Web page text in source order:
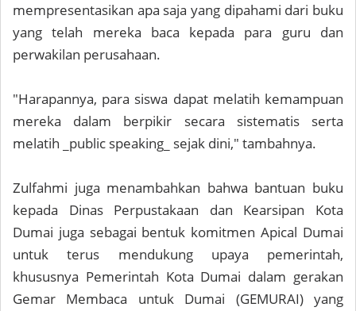
mempresentasikan apa saja yang dipahami dari buku
yang telah mereka baca kepada para guru dan
perwakilan perusahaan.
"Harapannya, para siswa dapat melatih kemampuan
mereka dalam berpikir secara sistematis serta
melatih _public speaking_ sejak dini," tambahnya.
Zulfahmi juga menambahkan bahwa bantuan buku
kepada Dinas Perpustakaan dan Kearsipan Kota
Dumai juga sebagai bentuk komitmen Apical Dumai
untuk terus mendukung upaya pemerintah,
khususnya Pemerintah Kota Dumai dalam gerakan
Gemar Membaca untuk Dumai (GEMURAI) yang